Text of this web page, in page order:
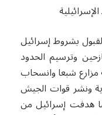
بشروط إسرائيل
وترسيم الحدود
مزارع شبعا وانسحاب
ونشر قوات الجيش
هدفت إسرائيل من